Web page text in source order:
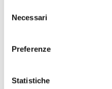
delNecessari
Preferenze
Statistiche
rispetto ai coetanei, o
Incapacità di